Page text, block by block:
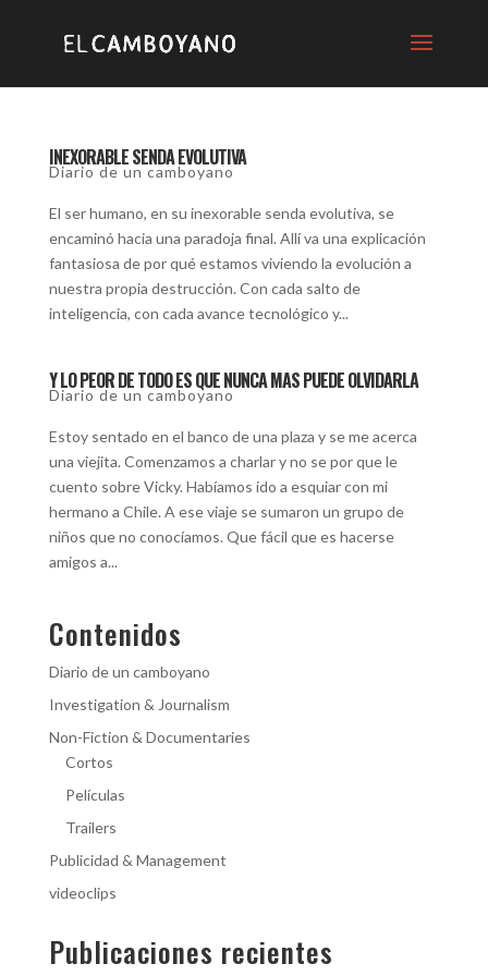
INEXORABLE SENDA EVOLUTIVA
Diario de un camboyano
El ser humano, en su inexorable senda evolutiva, se
encaminó hacia una paradoja final. Allí va una explicación
fantasiosa de por qué estamos viviendo la evolución a
nuestra propia destrucción. Con cada salto de
inteligencia, con cada avance tecnológico y...
Y LO PEOR DE TODO ES QUE NUNCA MAS PUEDE OLVIDARLA
Diario de un camboyano
Estoy sentado en el banco de una plaza y se me acerca
una viejita. Comenzamos a charlar y no se por que le
cuento sobre Vicky. Habíamos ido a esquiar con mi
hermano a Chile. A ese viaje se sumaron un grupo de
niños que no conocíamos. Que fácil que es hacerse
amigos a...
Contenidos
Diario de un camboyano
Investigation & Journalism
Non-Fiction & Documentaries
Cortos
Películas
Trailers
Publicidad & Management
videoclips
Publicaciones recientes